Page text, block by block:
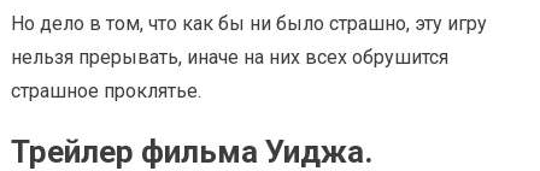
Но дело в том, что как бы ни было страшно, эту игру
нельзя прерывать, иначе на них всех обрушится
страшное проклятье.
Трейлер фильма Уиджа.